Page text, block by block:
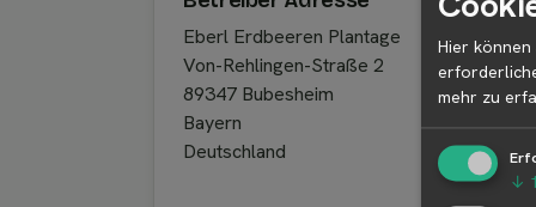
Eberl Erdbeeren Plantage
Von-Rehlingen-Straße 2
89347 Bubesheim
Bayern
Deutschland
Hier können
mehr zu
↓ 1